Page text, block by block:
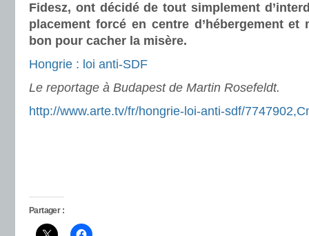
Fidesz, ont décidé de tout simplement
placement forcé en centre d’hébergement et
bon pour cacher la misère.
Hongrie : loi anti-SDF
Le reportage à Budapest de Martin Rosefeldt.
http://www.arte.tv/fr/hongrie-loi-anti-sdf/
Partager :